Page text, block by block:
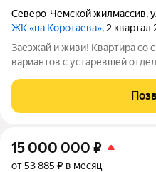
Северо-Чемской жилмассив,
ЖК «на Коротаева», 2 квартал
Заезжай и живи! Квартира со
вариантов с устаревшей
из 10. Сделан
15 000 000 ₽
от 53 885 ₽ в месяц